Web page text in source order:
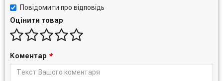
Повідомити про відповідь
Оцінити товар
Коментар *